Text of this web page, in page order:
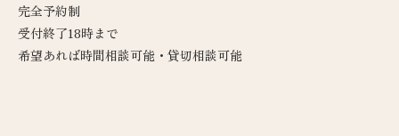
完全予約制
受付終了18時まで
希望あれば時間相談可能・貸切相談可能